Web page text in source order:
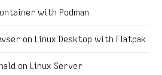
with Podman
on Linux Desktop with Flatpak
on Linux Server